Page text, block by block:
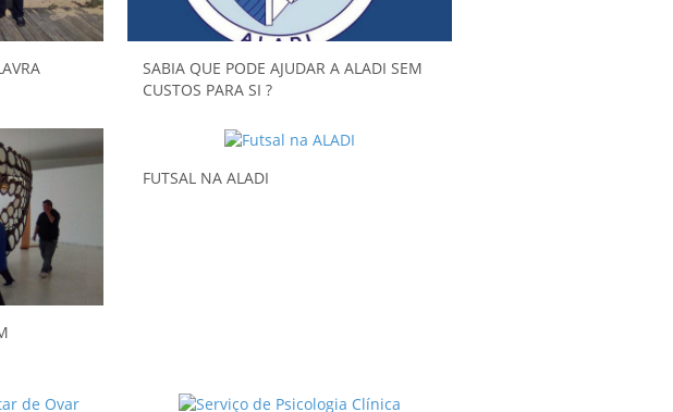
SABIA QUE PODE AJUDAR A ALADI SEM
CUSTOS PARA SI ?
FUTSAL NA ALADI